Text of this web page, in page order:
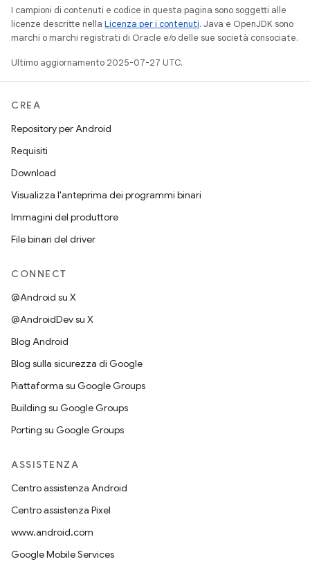
I campioni di contenuti e codice in questa pagina sono soggetti alle
licenze descritte nella Licenza per i contenuti. Java e OpenJDK sono
marchi o marchi registrati di Oracle e/o delle sue società consociate.
Ultimo aggiornamento 2025-07-27 UTC.
CREA
Repository per Android
Requisiti
Download
Visualizza l'anteprima dei programmi binari
Immagini del produttore
File binari del driver
CONNECT
@Android su X
@AndroidDev su X
Blog Android
Blog sulla sicurezza di Google
Piattaforma su Google Groups
Building su Google Groups
Porting su Google Groups
ASSISTENZA
Centro assistenza Android
Centro assistenza Pixel
www.android.com
Google Mobile Services